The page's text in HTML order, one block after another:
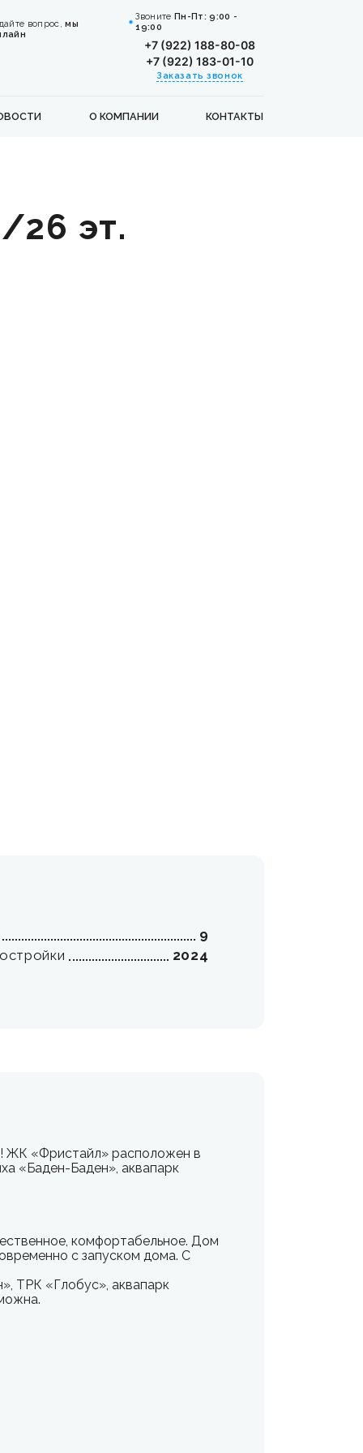
вопрос,мы
ЗвонитеПн-Пт: 9:00 -
19:00
+7 (922) 188-80-08
+7 (922) 183-01-10
Заказать звонок
О КОМПАНИИ КОНТАКТЫ
26 эт.
9
2024
ЖК «Фристайл» расположен в
«Баден-Баден», аквапарк
комфортабельное. Дом
с запуском дома. С
ТРК «Глобус», аквапарк